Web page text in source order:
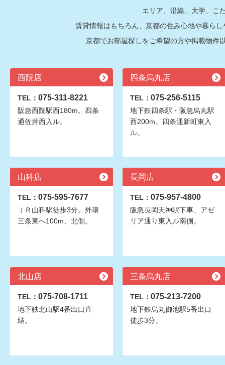
エリア、沿線、大学、こ
賃貸情報はもちろん、京都の住み心地や暮ら
京都でお部屋探しをご希望の方や掲載物件
西院店
TEL： 075-311-8221
阪急西院駅西180m。四条
通佐井西入ル。
四条烏丸店
TEL： 075-256-5115
地下鉄四条駅・阪急烏丸駅
西200m。四条通新町東入
ル。
山科店
TEL： 075-595-7677
ＪＲ山科駅徒歩3分。外環
三条東へ100m、北側。
長岡店
TEL： 075-957-4800
阪急長岡天神駅下車、アゼ
リア通り東入ル南側。
北山店
TEL： 075-708-1711
地下鉄北山駅4番出口直
結。
三条烏丸店
TEL： 075-213-7200
地下鉄烏丸御池駅5番出口
徒歩3分。